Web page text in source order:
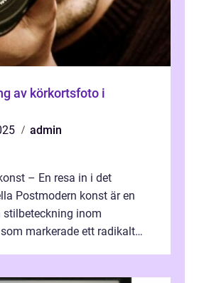
av körkortsfoto i
admin
– En resa in i det
Postmodern konst är en
stilbeteckning inom
markerade ett radikalt